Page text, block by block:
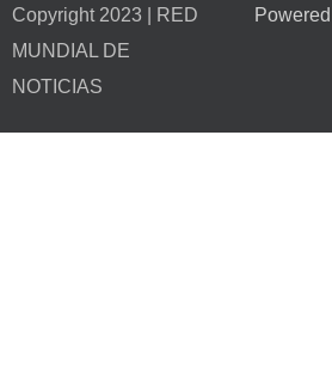
Copyright 2023 | RED
MUNDIAL DE
NOTICIAS